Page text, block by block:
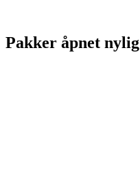
Pakker åpnet nylig